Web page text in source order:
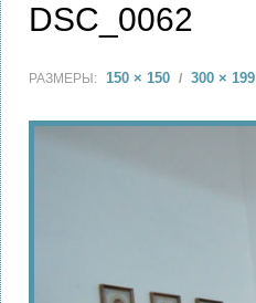
DSC_0062
РАЗМЕРЫ: 150 × 150 / 300 × 199